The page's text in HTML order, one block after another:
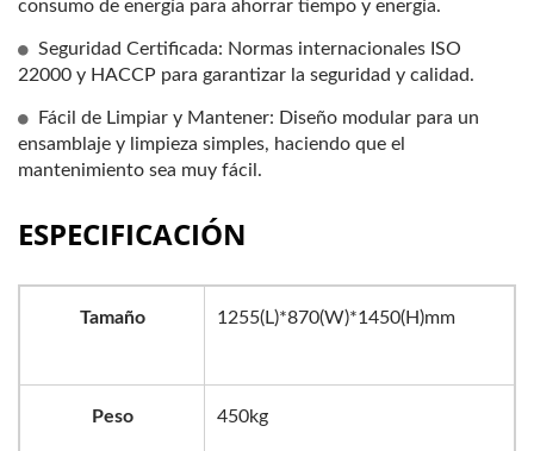
consumo de energía para ahorrar tiempo y energía.
Seguridad Certificada: Normas internacionales ISO
22000 y HACCP para garantizar la seguridad y calidad.
Fácil de Limpiar y Mantener: Diseño modular para un
ensamblaje y limpieza simples, haciendo que el
mantenimiento sea muy fácil.
ESPECIFICACIÓN
Tamaño 1255(L)*870(W)*1450(H)mm
Peso 450kg